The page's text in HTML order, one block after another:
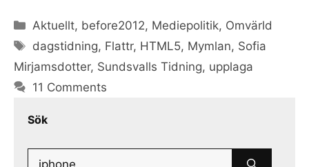
Categories
Aktuellt, before2012, Mediepolitik, Omvärld
Tags
dagstidning, Flattr, HTML5, Mymlan, Sofia
Mirjamsdotter, Sundsvalls Tidning, upplaga
11 Comments
Sök
Search